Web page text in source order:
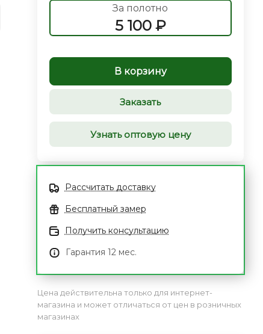
За полотно
5 100 ₽
В корзину
Заказать
Узнать оптовую цену
Рассчитать доставку
Бесплатный замер
Получить консультацию
Гарантия 12 мес.
Цена действительна только для интернет-
магазина и может отличаться от цен в розничных
магазинах